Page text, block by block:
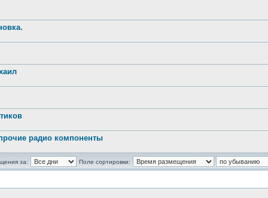
радио компоненты
за:
Поле сортировки: